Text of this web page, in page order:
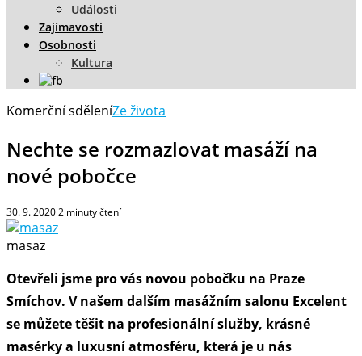
Události
Zajímavosti
Osobnosti
Kultura
Komerční sděleníZe života
Nechte se rozmazlovat masáží na
nové pobočce
30. 9. 20202 minuty čtení
masaz
Otevřeli jsme pro vás novou pobočku na Praze
Smíchov. V našem dalším masážním salonu Excelent
se můžete těšit na profesionální služby, krásné
masérky a luxusní atmosféru, která je u nás